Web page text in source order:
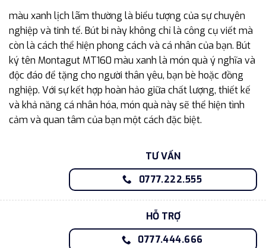
màu xanh lịch lãm thường là biểu tượng của sự chuyên
nghiệp và tinh tế. Bút bi này không chỉ là công cụ viết mà
còn là cách thể hiện phong cách và cá nhân của bạn. Bút
ký tên Montagut MT160 màu xanh là món quà ý nghĩa và
độc đáo để tặng cho người thân yêu, bạn bè hoặc đồng
nghiệp. Với sự kết hợp hoàn hảo giữa chất lượng, thiết kế
và khả năng cá nhân hóa, món quà này sẽ thể hiện tình
cảm và quan tâm của bạn một cách đặc biệt.
TƯ VẤN
0777.222.555
HỖ TRỢ
0777.444.666